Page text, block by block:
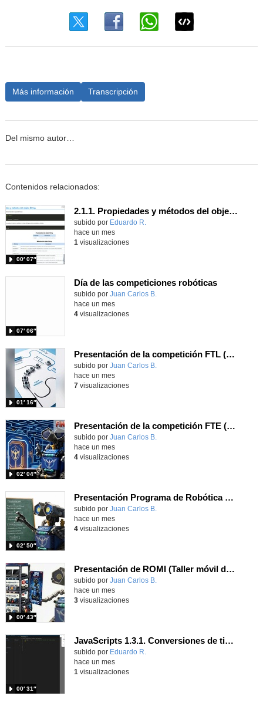
Más información Transcripción
Del mismo autor…
Contenidos relacionados:
2.1.1. Propiedades y métodos del objeto String. Parte II
Contenido educativo.
subido por Eduardo R.
00′ 07″
hace un mes
1 visualizaciones
Día de las competiciones robóticas
Contenido educativo.
subido por Juan Carlos B.
07′ 06″
hace un mes
4visualizaciones
Presentación de la competición FTL (Follow the Line) del Juan Pablo II de Parla
Contenido educativo.
subido por Juan Carlos B.
01′ 16″
hace un mes
7visualizaciones
Presentación de la competición FTE (Find tje Exit) del Juan Pablo II de Parla
Contenido educativo.
subido por Juan Carlos B.
02′ 04″
hace un mes
4visualizaciones
Presentación Programa de Robótica del Juan Pablo II de Parla
Contenido educativo.
subido por Juan Carlos B.
02′ 50″
hace un mes
4visualizaciones
Presentación de ROMI (Taller móvil de robótica) del JPII de Parla
Contenido educativo.
subido por Juan Carlos B.
00′ 43″
hace un mes
3visualizaciones
JavaScripts 1.3.1. Conversiones de tipos de datos. Parte II.
Contenido educativo.
subido por Eduardo R.
00′ 31″
hace un mes
1 visualizaciones